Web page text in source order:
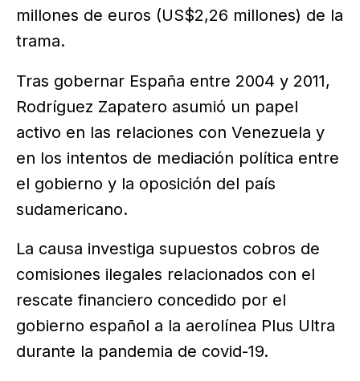
millones de euros (US$2,26 millones) de la
trama.
Tras gobernar España entre 2004 y 2011,
Rodríguez Zapatero asumió un papel
activo en las relaciones con Venezuela y
en los intentos de mediación política entre
el gobierno y la oposición del país
sudamericano.
La causa investiga supuestos cobros de
comisiones ilegales relacionados con el
rescate financiero concedido por el
gobierno español a la aerolínea Plus Ultra
durante la pandemia de covid-19.